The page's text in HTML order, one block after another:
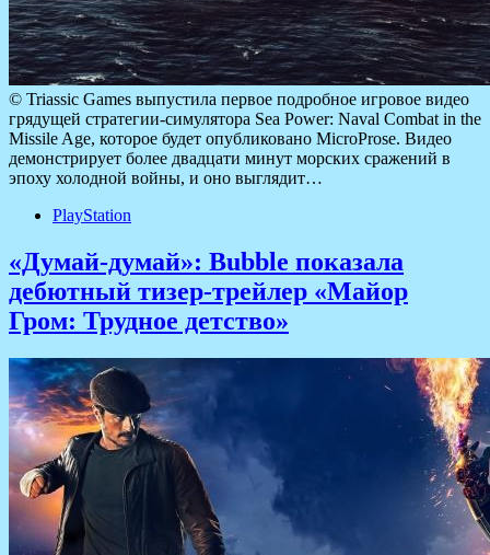
© Triassic Games выпустила первое подробное игровое видео
грядущей стратегии-симулятора Sea Power: Naval Combat in the
Missile Age, которое будет опубликовано MicroProse. Видео
демонстрирует более двадцати минут морских сражений в
эпоху холодной войны, и оно выглядит…
PlayStation
«Думай-думай»: Bubble показала
дебютный тизер-трейлер «Майор
Гром: Трудное детство»